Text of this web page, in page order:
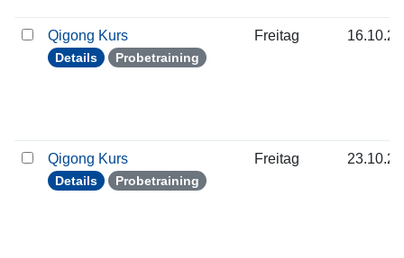
Qigong Kurs
Details Probetraining
Freitag
Qigong Kurs
Details Probetraining
Freitag